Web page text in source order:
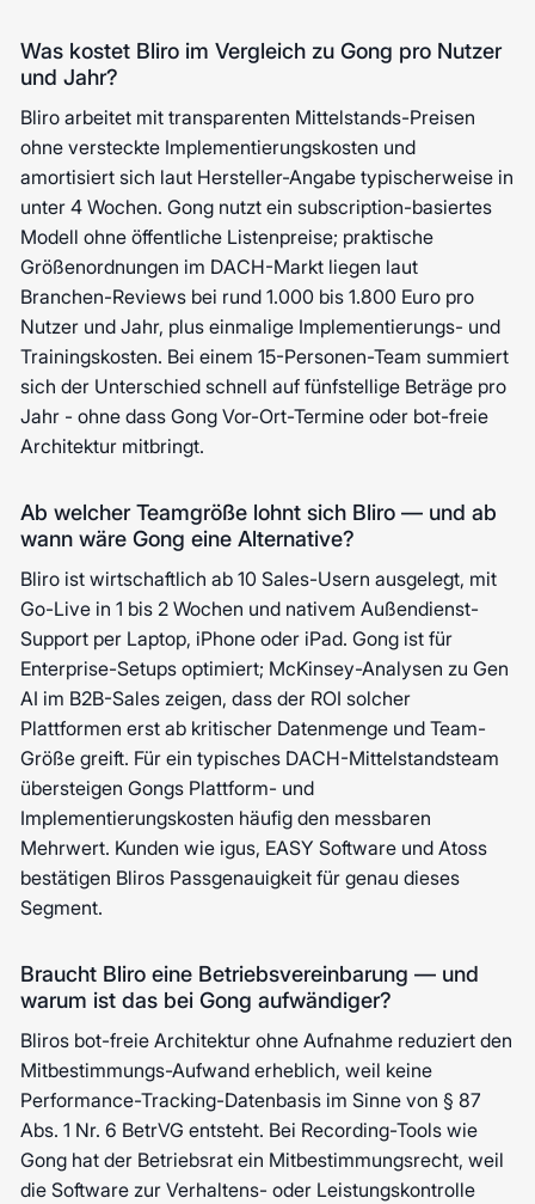
Was kostet Bliro im Vergleich zu Gong pro Nutzer
und Jahr?
Bliro arbeitet mit transparenten Mittelstands-Preisen
ohne versteckte Implementierungskosten und
amortisiert sich laut Hersteller-Angabe typischerweise in
unter 4 Wochen. Gong nutzt ein subscription-basiertes
Modell ohne öffentliche Listenpreise; praktische
Größenordnungen im DACH-Markt liegen laut
Branchen-Reviews bei rund 1.000 bis 1.800 Euro pro
Nutzer und Jahr, plus einmalige Implementierungs- und
Trainingskosten. Bei einem 15-Personen-Team summiert
sich der Unterschied schnell auf fünfstellige Beträge pro
Jahr - ohne dass Gong Vor-Ort-Termine oder bot-freie
Architektur mitbringt.
Ab welcher Teamgröße lohnt sich Bliro — und ab
wann wäre Gong eine Alternative?
Bliro ist wirtschaftlich ab 10 Sales-Usern ausgelegt, mit
Go-Live in 1 bis 2 Wochen und nativem Außendienst-
Support per Laptop, iPhone oder iPad. Gong ist für
Enterprise-Setups optimiert; McKinsey-Analysen zu Gen
AI im B2B-Sales zeigen, dass der ROI solcher
Plattformen erst ab kritischer Datenmenge und Team-
Größe greift. Für ein typisches DACH-Mittelstandsteam
übersteigen Gongs Plattform- und
Implementierungskosten häufig den messbaren
Mehrwert. Kunden wie igus, EASY Software und Atoss
bestätigen Bliros Passgenauigkeit für genau dieses
Segment.
Braucht Bliro eine Betriebsvereinbarung — und
warum ist das bei Gong aufwändiger?
Bliros bot-freie Architektur ohne Aufnahme reduziert den
Mitbestimmungs-Aufwand erheblich, weil keine
Performance-Tracking-Datenbasis im Sinne von § 87
Abs. 1 Nr. 6 BetrVG entsteht. Bei Recording-Tools wie
Gong hat der Betriebsrat ein Mitbestimmungsrecht, weil
die Software zur Verhaltens- oder Leistungskontrolle